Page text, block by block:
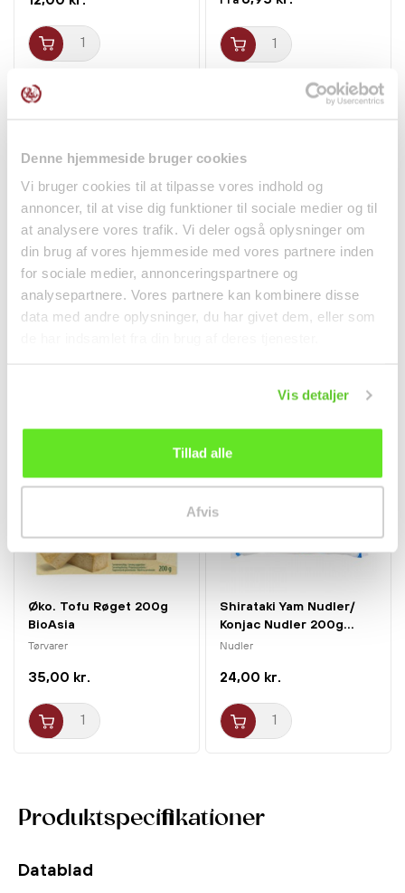
Denne hjemmeside bruger cookies
Vi bruger cookies til at tilpasse vores indhold og
annoncer, til at vise dig funktioner til sociale medier og til
at analysere vores trafik. Vi deler også oplysninger om
din brug af vores hjemmeside med vores partnere inden
for sociale medier, annonceringspartnere og
analysepartnere. Vores partnere kan kombinere disse
data med andre oplysninger, du har givet dem, eller som
Vis detaljer
Tillad alle
Afvis
Produktspecifikationer
Datablad
Sparkling Mango Soda
Tangsnack Chili Gim
Jaban 50g Sempio
Øko. Tofu Røget 200g
BioAsia
Tørvarer
35,00 kr.
Shirataki Yam Nudler/
Konjac Nudler 200g...
Nudler
24,00 kr.